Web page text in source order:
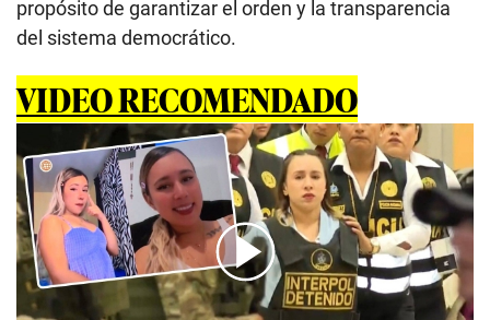
propósito de garantizar el orden y la transparencia
del sistema democrático.
VIDEO RECOMENDADO